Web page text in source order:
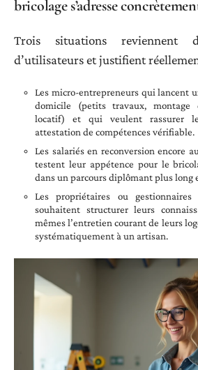
bricolage s’adresse
Trois situations reviennent
d’utilisateurs et justifient
Les micro-entrepreneurs qui lancent
domicile (petits travaux, montage
locatif) et qui veulent rassurer
attestation de compétences vérifiable.
Les salariés en reconversion encore
testent leur appétence pour le
dans un parcours diplômant plus long
Les propriétaires ou
souhaitent structurer leurs
mêmes l’entretien courant de leurs
systématiquement à un artisan.